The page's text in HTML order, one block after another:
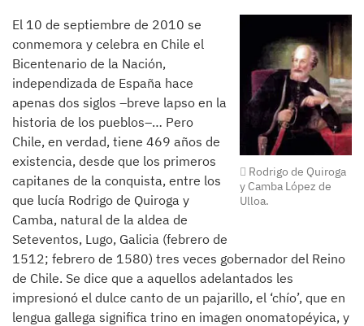
Rodrigo de Quiroga
y Camba López de
Ulloa.
El 10 de septiembre de 2010 se
conmemora y celebra en Chile el
Bicentenario de la Nación,
independizada de España hace
apenas dos siglos –breve lapso en la
historia de los pueblos–… Pero
Chile, en verdad, tiene 469 años de
existencia, desde que los primeros
capitanes de la conquista, entre los
que lucía Rodrigo de Quiroga y
Camba, natural de la aldea de
Seteventos, Lugo, Galicia (febrero de
1512; febrero de 1580) tres veces gobernador del Reino
de Chile. Se dice que a aquellos adelantados les
impresionó el dulce canto de un pajarillo, el ‘chío’, que en
lengua gallega significa trino en imagen onomatopéyica, y